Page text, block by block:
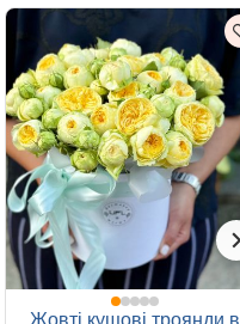
Жовті кущові троянди в